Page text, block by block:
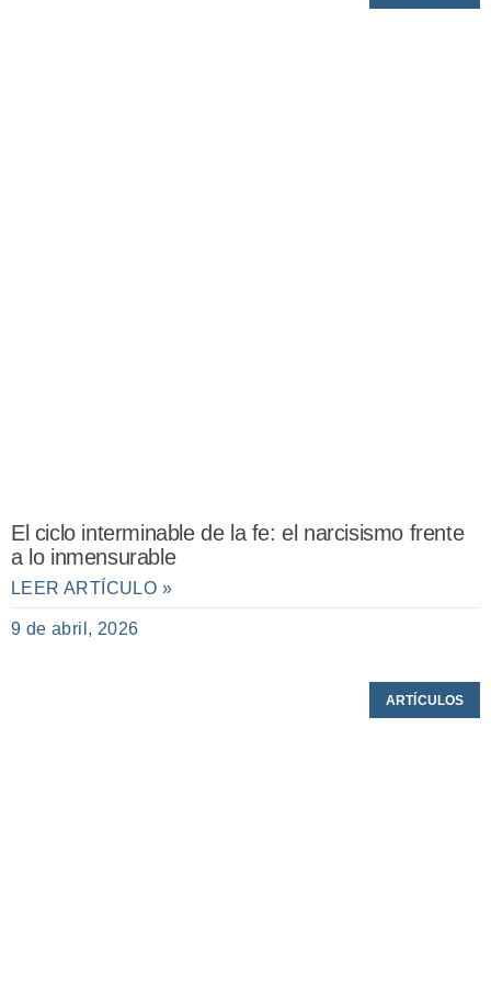
El ciclo interminable de la fe: el narcisismo frente
a lo inmensurable
LEER ARTÍCULO »
9 de abril, 2026
ARTÍCULOS